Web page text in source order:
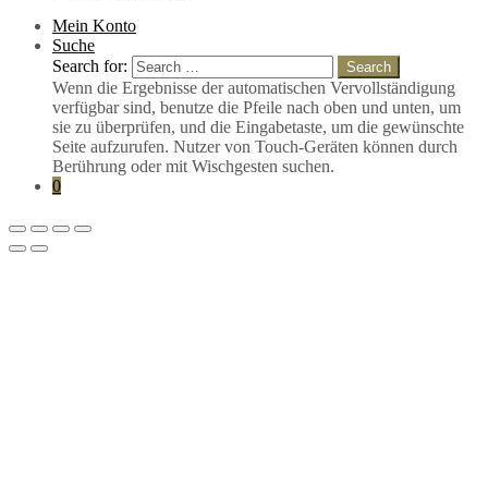
Mein Konto
Suche
Search for:
Search
Wenn die Ergebnisse der automatischen Vervollständigung
verfügbar sind, benutze die Pfeile nach oben und unten, um
sie zu überprüfen, und die Eingabetaste, um die gewünschte
Seite aufzurufen. Nutzer von Touch-Geräten können durch
Berührung oder mit Wischgesten suchen.
0